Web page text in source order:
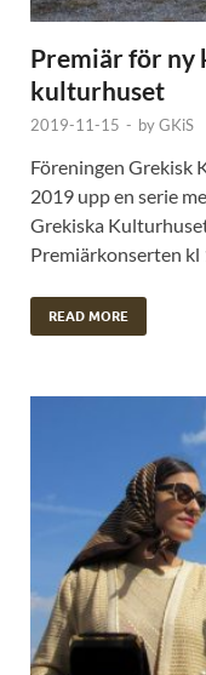
Premiär för ny
kulturhuset
2019-11-15 - byGKiS
Föreningen Grekisk
2019 upp en serie
Grekiska
Premiärkonserten kl
READ MORE